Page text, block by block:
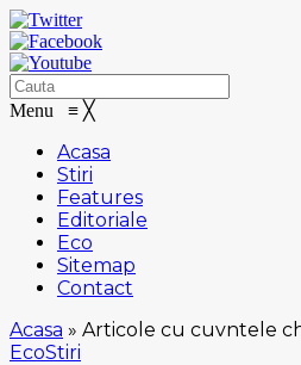
Menu ≡ ╳
Acasa
Stiri
Features
Editoriale
Eco
Sitemap
Contact
Acasa » Articole cu cuvntele
EcoStiri